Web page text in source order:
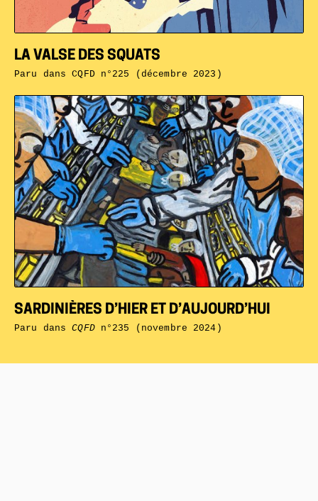
SARDINIÈRES D’HIER ET D’AUJOURD’HUI
Paru dansCQFDn°235 (novembre 2024)
LA VALSE DES SQUATS
Paru dansCQFD n°225 (décembre 2023)